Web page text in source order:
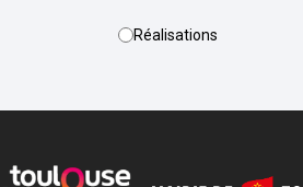
Réalisations